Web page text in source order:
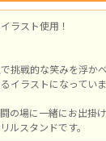
ラスト使用！
挑戦的な笑みを浮か
イラストになっていま
の場に一緒にお出掛
ルスタンドです。